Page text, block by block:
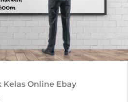
Online Ebay